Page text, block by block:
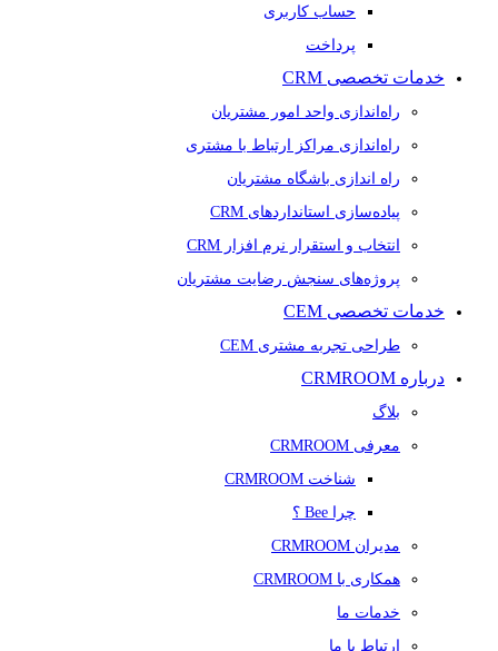
حساب کاربری
پرداخت
خدمات تخصصی CRM
راه‌اندازی واحد امور مشتریان
راه‌اندازی مراکز ارتباط با مشتری
راه اندازی باشگاه مشتریان
پیاده‌سازی استانداردهای CRM
انتخاب و استقرار نرم افزار CRM
پروژه‌های سنجش رضایت مشتریان
خدمات تخصصی CEM
طراحی تجربه مشتری CEM
درباره CRMROOM
بلاگ
معرفی CRMROOM
شناخت CRMROOM
چرا Bee ؟
مدیران CRMROOM
همکاری با CRMROOM
خدمات ما
ارتباط با ما